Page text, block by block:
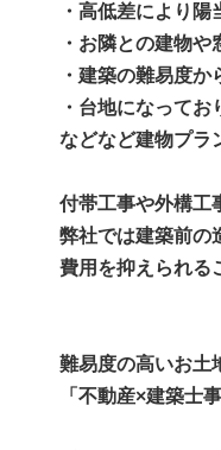
・高低差により陽
・お隣との建物
・建築の難易度か
・台地になってお
などなど建物プラ
付帯工事や外構工
弊社では建築前の
費用を抑えられる
難易度の高いお土
「不動産×建築士